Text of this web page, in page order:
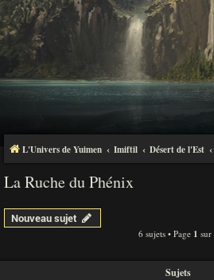
L'Univers de Yuimen Imiftil Désert de l'Est
La Ruche du Phénix
Nouveau sujet
6 sujets • Page 1 sur
Sujets